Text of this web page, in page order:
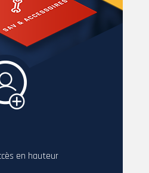
en hauteur